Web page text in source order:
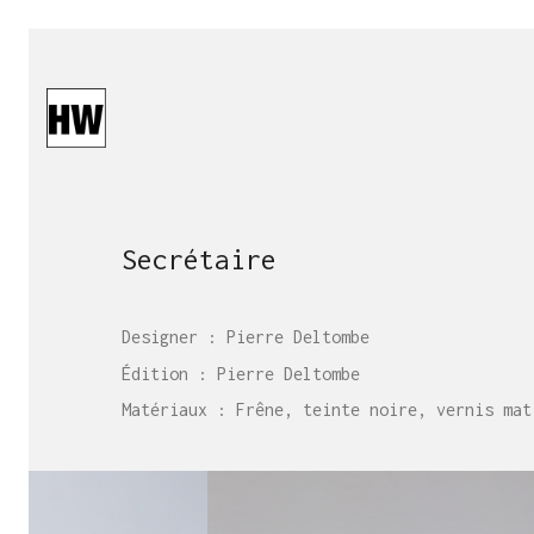
Secrétaire
Designer : Pierre Deltombe
Édition : Pierre Deltombe
Matériaux : Frêne, teinte noire, vernis